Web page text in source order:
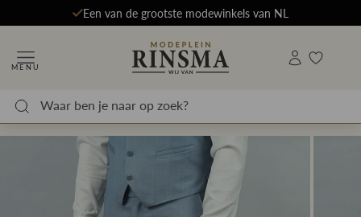
Een van de grootste modewinkels van NL
MENU